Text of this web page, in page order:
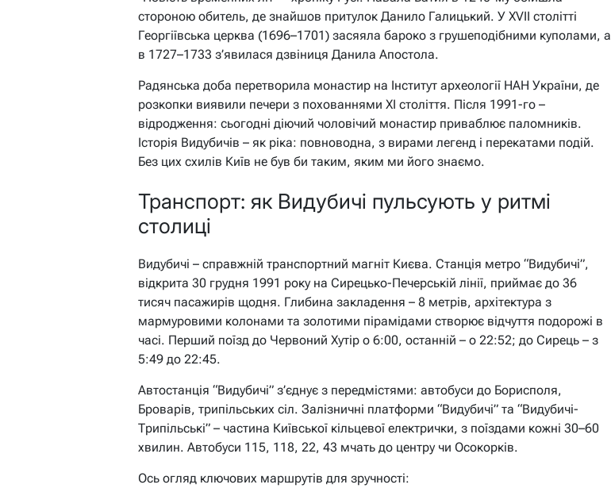
стороною обитель, де знайшов притулок Данило Галицький. У XVII столітті
Георгіївська церква (1696–1701) засяяла бароко з грушеподібними куполами, а
в 1727–1733 з’явилася дзвіниця Данила Апостола.
Радянська доба перетворила монастир на Інститут археології НАН України, де
розкопки виявили печери з похованнями XI століття. Після 1991-го –
відродження: сьогодні діючий чоловічий монастир приваблює паломників.
Історія Видубичів – як ріка: повноводна, з вирами легенд і перекатами подій.
Без цих схилів Київ не був би таким, яким ми його знаємо.
Транспорт: як Видубичі пульсують у ритмі
столиці
Видубичі – справжній транспортний магніт Києва. Станція метро “Видубичі”,
відкрита 30 грудня 1991 року на Сирецько-Печерській лінії, приймає до 36
тисяч пасажирів щодня. Глибина закладення – 8 метрів, архітектура з
мармуровими колонами та золотими пірамідами створює відчуття подорожі в
часі. Перший поїзд до Червоний Хутір о 6:00, останній – о 22:52; до Сирець – з
5:49 до 22:45.
Автостанція “Видубичі” з’єднує з передмістями: автобуси до Борисполя,
Броварів, трипільських сіл. Залізничні платформи “Видубичі” та “Видубичі-
Трипільські” – частина Київської кільцевої електрички, з поїздами кожні 30–60
хвилин. Автобуси 115, 118, 22, 43 мчать до центру чи Осокорків.
Ось огляд ключових маршрутів для зручності: